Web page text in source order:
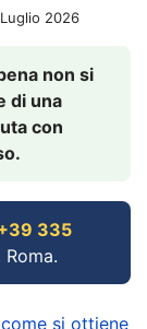
2026
non si
di una
con
335
si ottiene